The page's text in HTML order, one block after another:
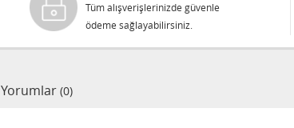
Tüm alışverişlerinizde güvenle
ödeme sağlayabilirsiniz.
Yorumlar (0)